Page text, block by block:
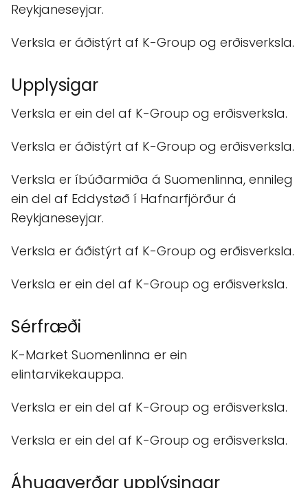
Reykjaneseyjar.
Verksla er áðistýrt af K-Group og erðisverksla.
Upplysigar
Verksla er ein del af K-Group og erðisverksla.
Verksla er áðistýrt af K-Group og erðisverksla.
Verksla er íbúðarmiða á Suomenlinna, ennileg
ein del af Eddystøð í Hafnarfjörður á
Reykjaneseyjar.
Verksla er áðistýrt af K-Group og erðisverksla.
Verksla er ein del af K-Group og erðisverksla.
Sérfræði
K-Market Suomenlinna er ein
elintarvikekauppa.
Verksla er ein del af K-Group og erðisverksla.
Verksla er ein del af K-Group og erðisverksla.
Áhugaverðar upplýsingar